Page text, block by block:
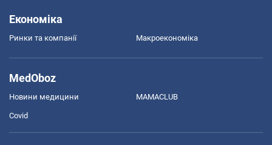
Економіка
Ринки та компанії Макроекономіка
MedOboz
Новини медицини MAMACLUB
Covid